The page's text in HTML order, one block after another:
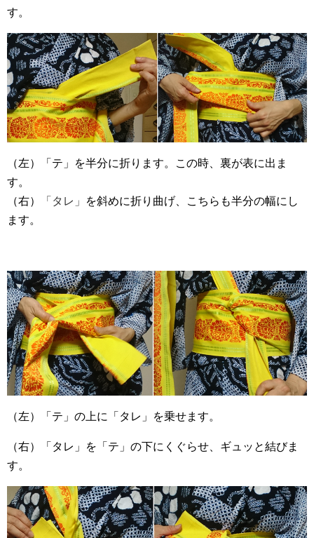
す。
（左）「テ」を半分に折ります。この時、裏が表に出ま
す。
（右）
「タレ」
を斜めに折り曲げ、こちらも半分の幅にし
ます。
（左）「テ」の上に「タレ」を乗せます。
（右）「タレ」を「テ」の下にくぐらせ、ギュッと結びま
す。